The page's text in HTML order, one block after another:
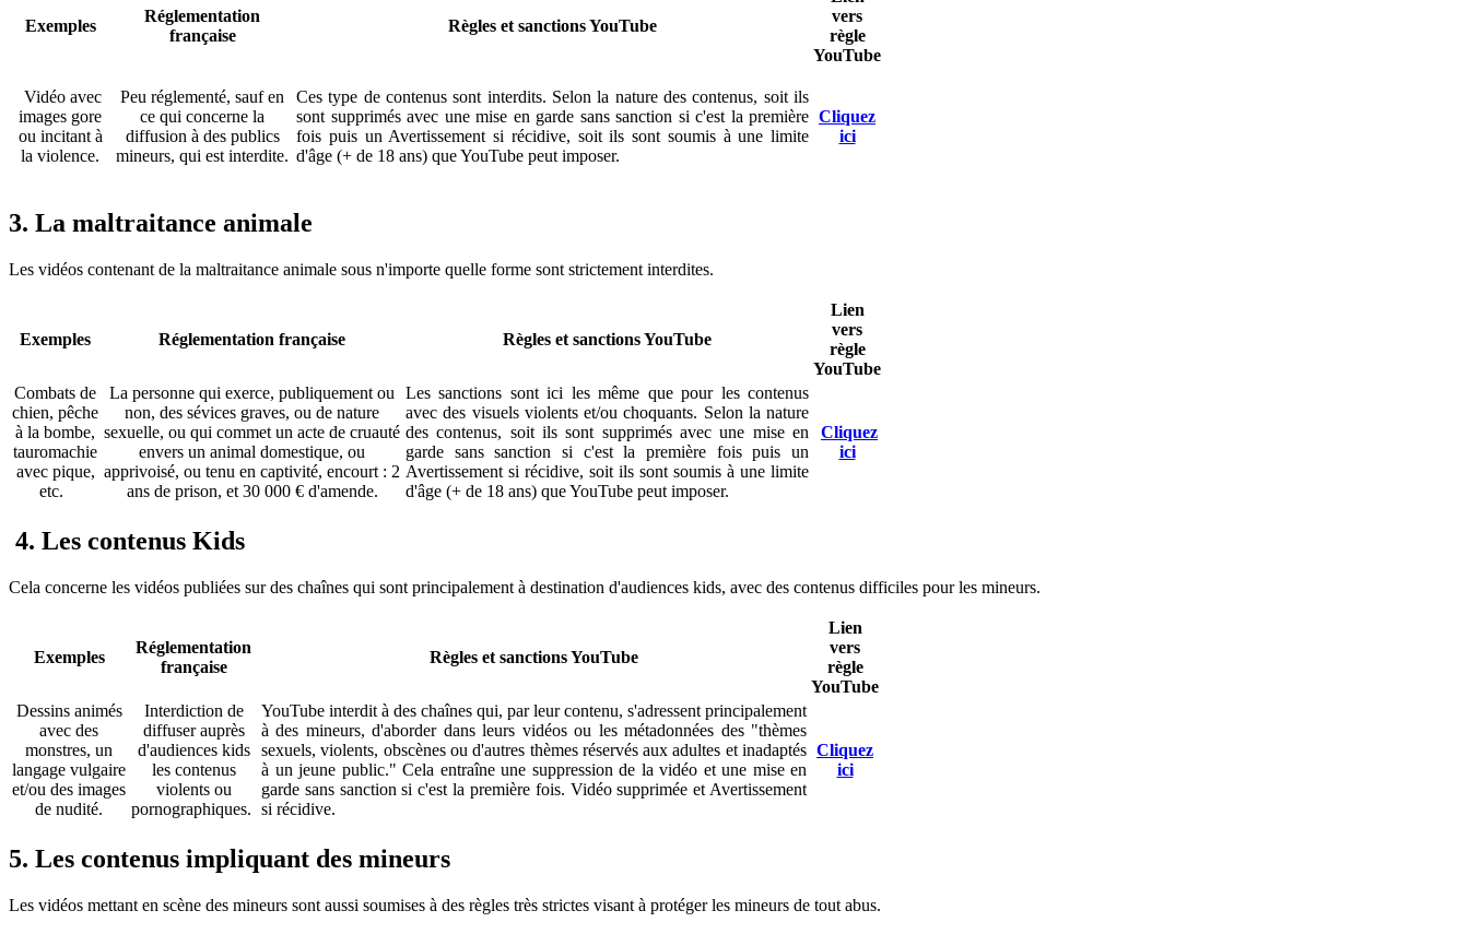
Exemples
Réglementation
française
Règles et sanctions YouTube
vers
règle
YouTube
Vidéo avec
images gore
ou incitant à
la violence.
Peu réglementé, sauf en
ce qui concerne la
diffusion à des publics
mineurs, qui est interdite.
Ces type de contenus sont interdits. Selon la nature des contenus, soit ils
sont supprimés avec une mise en garde sans sanction si c'est la première
fois puis un Avertissement si récidive, soit ils sont soumis à une limite
d'âge (+ de 18 ans) que YouTube peut imposer.
Cliquez
ici
3. La maltraitance animale
Les vidéos contenant de la maltraitance animale sous n'importe quelle forme sont strictement interdites.
Exemples Réglementation française Règles et sanctions YouTube
Lien
vers
règle
YouTube
Combats de
chien, pêche
à la bombe,
tauromachie
avec pique,
etc.
La personne qui exerce, publiquement ou
non, des sévices graves, ou de nature
sexuelle, ou qui commet un acte de cruauté
envers un animal domestique, ou
apprivoisé, ou tenu en captivité, encourt : 2
ans de prison, et 30 000 € d'amende.
Les sanctions sont ici les même que pour les contenus
avec des visuels violents et/ou choquants. Selon la nature
des contenus, soit ils sont supprimés avec une mise en
garde sans sanction si c'est la première fois puis un
Avertissement si récidive, soit ils sont soumis à une limite
d'âge (+ de 18 ans) que YouTube peut imposer.
Cliquez
ici
4. Les contenus Kids
Cela concerne les vidéos publiées sur des chaînes qui sont principalement à destination d'audiences kids, avec des contenus difficiles pour les mineurs.
Exemples
Réglementation
française
Règles et sanctions YouTube
Lien
vers
règle
YouTube
Dessins animés
avec des
monstres, un
langage vulgaire
et/ou des images
de nudité.
Interdiction de
diffuser auprès
d'audiences kids
les contenus
violents ou
pornographiques.
YouTube interdit à des chaînes qui, par leur contenu, s'adressent principalement
à des mineurs, d'aborder dans leurs vidéos ou les métadonnées des "thèmes
sexuels, violents, obscènes ou d'autres thèmes réservés aux adultes et inadaptés
à un jeune public." Cela entraîne une suppression de la vidéo et une mise en
garde sans sanction si c'est la première fois. Vidéo supprimée et Avertissement
si récidive.
Cliquez
ici
5. Les contenus impliquant des mineurs
Les vidéos mettant en scène des mineurs sont aussi soumises à des règles très strictes visant à protéger les mineurs de tout abus.